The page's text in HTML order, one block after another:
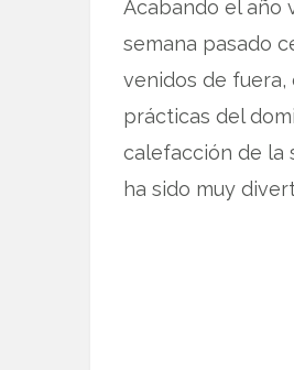
Acabando el año
semana pasado
venidos de fuera,
prácticas del
calefacción de la
ha sido muy